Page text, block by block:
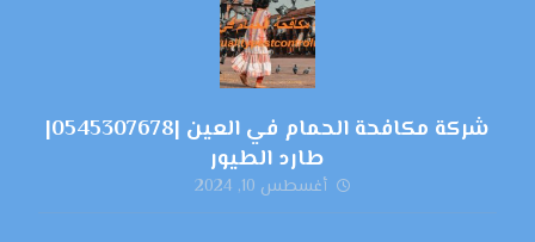
شركة مكافحة الحمام في العين |0545307678|
طارد الطيور
أغسطس 10, 2024